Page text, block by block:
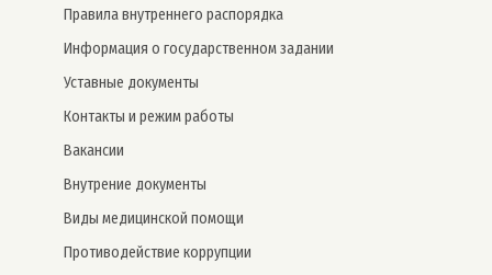
Правила внутреннего распорядка
Информация о государственном задании
Уставные документы
Контакты и режим работы
Вакансии
Внутрение документы
Виды медицинской помощи
Противодействие коррупции